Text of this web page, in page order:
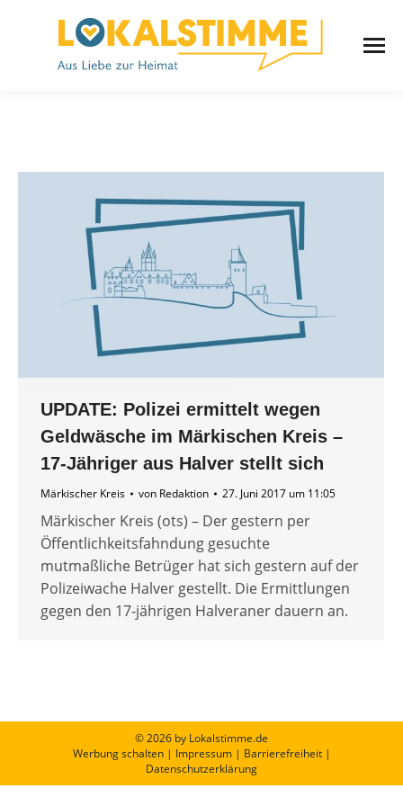
UPDATE: Polizei ermittelt wegen
Geldwäsche im Märkischen Kreis –
17-Jähriger aus Halver stellt sich
Märkischer Kreis von Redaktion 27. Juni 2017 um 11:05
Märkischer Kreis (ots) – Der gestern per
Öffentlichkeitsfahndung gesuchte
mutmaßliche Betrüger hat sich gestern auf der
Polizeiwache Halver gestellt. Die Ermittlungen
gegen den 17-jährigen Halveraner dauern an.
© 2026 by Lokalstimme.de
Werbung schalten| Impressum| Barrierefreiheit|
Datenschutzerklärung